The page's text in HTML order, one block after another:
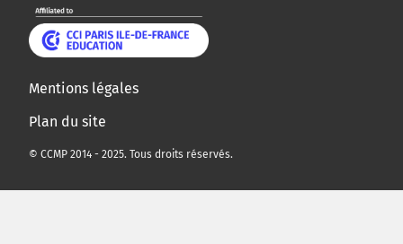
Mentions légales
Plan du site
© CCMP 2014 - 2025. Tous droits réservés.